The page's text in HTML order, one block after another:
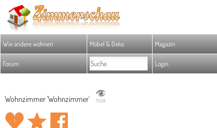
Wie andere wohnen Möbel & Deko Magazin
Forum Login
Wohnzimmer 'Wohnzimmer' 7.538
1